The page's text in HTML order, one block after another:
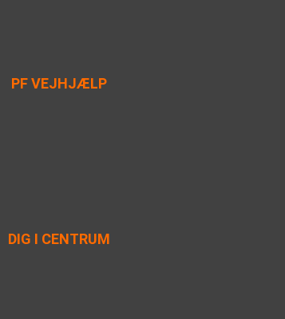
PF VEJHJÆLP
DIG I CENTRUM